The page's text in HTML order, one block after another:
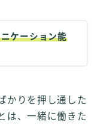
ケーション能
かりを押し通した
は、一緒に働きた